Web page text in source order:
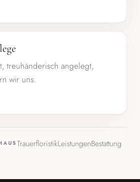
treuhänderisch angelegt,
wir uns.
TrauerfloristikLeistungenBestattung